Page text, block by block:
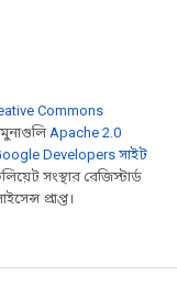
Commons
Apache 2.0
Developers সাইট
সংস্থার রেজিস্টার্ড
প্রাপ্ত।